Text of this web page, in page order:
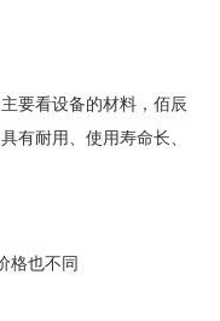
要看设备的材料，佰辰
有耐用、使用寿命长、
格也不同